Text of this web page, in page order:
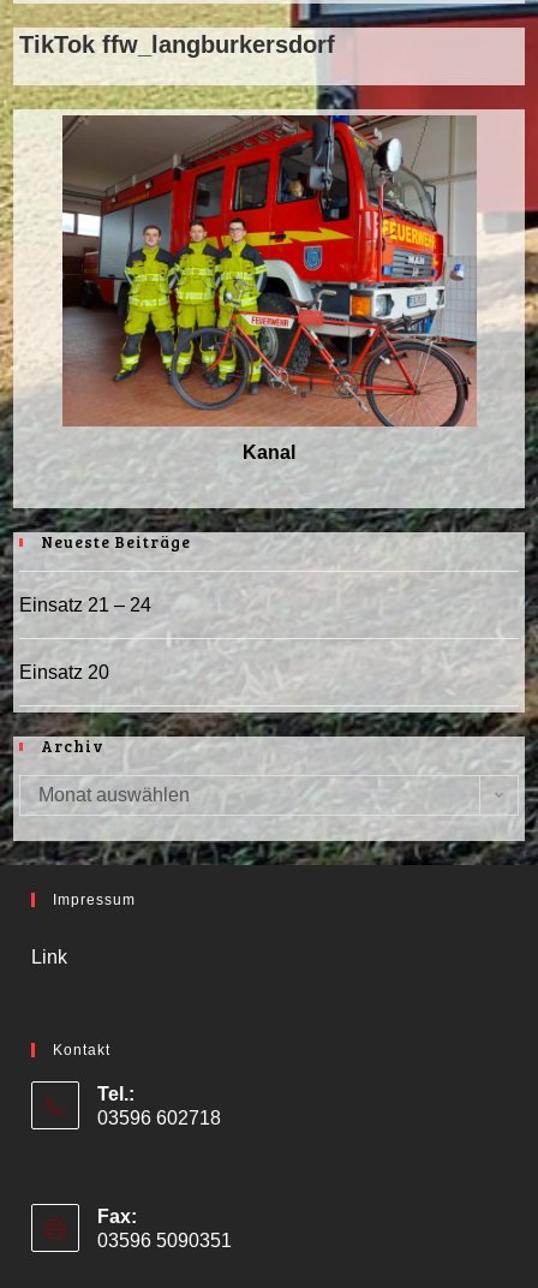
TikTok ffw_langburkersdorf
Kanal
Neueste Beiträge
Einsatz 21 – 24
Einsatz 20
Archiv
Archiv
Monat auswählen
Impressum
Link
Kontakt
Tel.:
03596 602718
Fax:
03596 5090351